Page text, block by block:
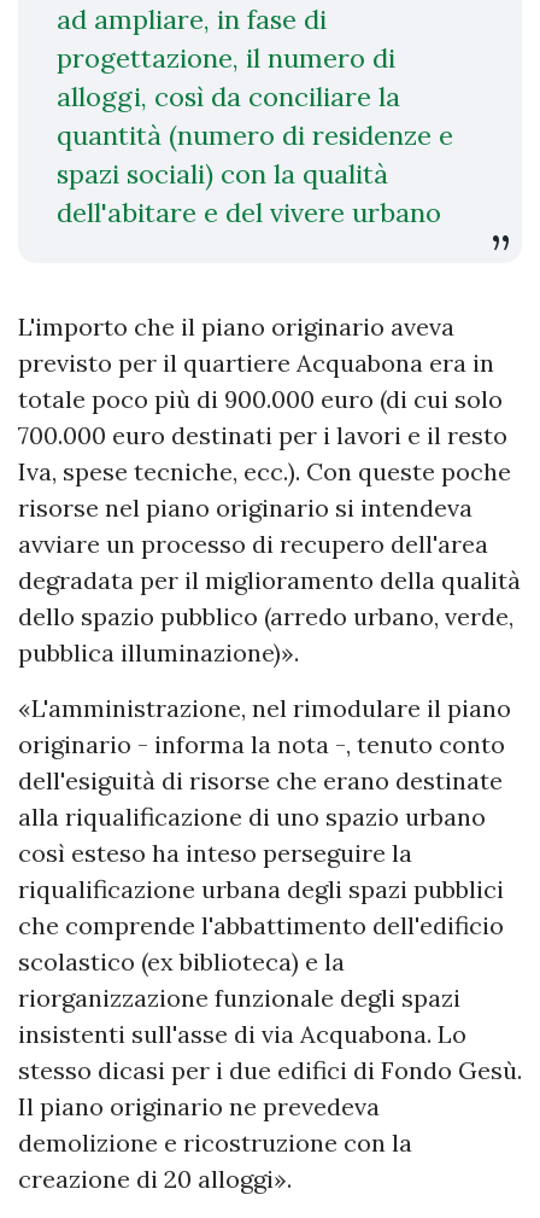
ad ampliare, in fase di
progettazione, il numero di
alloggi, così da conciliare la
quantità (numero di residenze e
spazi sociali) con la qualità
dell'abitare e del vivere urbano
L'importo che il piano originario aveva
previsto per il quartiere Acquabona era in
totale poco più di 900.000 euro (di cui solo
700.000 euro destinati per i lavori e il resto
Iva, spese tecniche, ecc.). Con queste poche
risorse nel piano originario si intendeva
avviare un processo di recupero dell'area
degradata per il miglioramento della qualità
dello spazio pubblico (arredo urbano, verde,
pubblica illuminazione)».
«L'amministrazione, nel rimodulare il piano
originario - informa la nota -, tenuto conto
dell'esiguità di risorse che erano destinate
alla riqualificazione di uno spazio urbano
così esteso ha inteso perseguire la
riqualificazione urbana degli spazi pubblici
che comprende l'abbattimento dell'edificio
scolastico (ex biblioteca) e la
riorganizzazione funzionale degli spazi
insistenti sull'asse di via Acquabona. Lo
stesso dicasi per i due edifici di Fondo Gesù.
Il piano originario ne prevedeva
demolizione e ricostruzione con la
creazione di 20 alloggi».